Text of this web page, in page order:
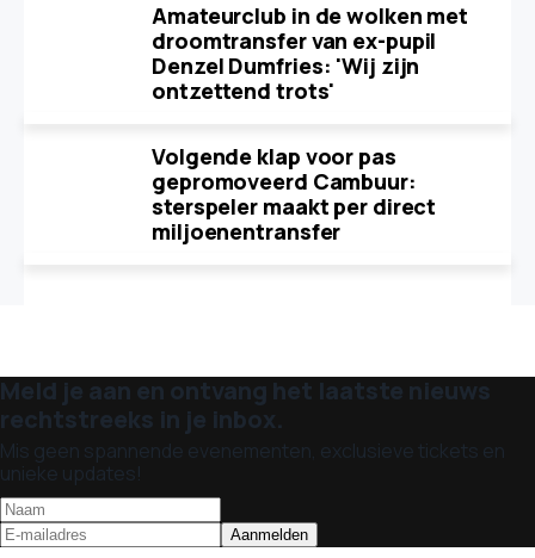
Amateurclub in de wolken met
droomtransfer van ex-pupil
Denzel Dumfries: 'Wij zijn
ontzettend trots'
Volgende klap voor pas
gepromoveerd Cambuur:
sterspeler maakt per direct
miljoenentransfer
Meld je aan en ontvang het laatste nieuws
rechtstreeks in je inbox.
Mis geen spannende evenementen, exclusieve tickets en
unieke updates!